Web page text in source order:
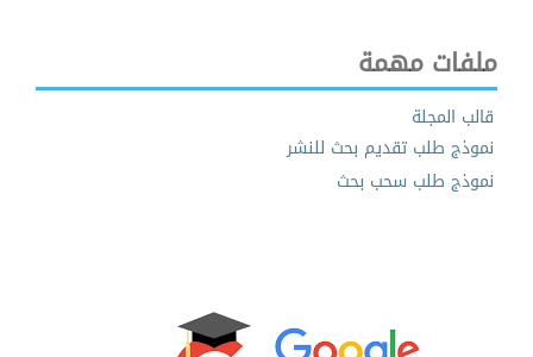
ملفات مهمة
قالب المجلة
نموذج طلب تقديم بحث للنشر
نموذج طلب سحب بحث